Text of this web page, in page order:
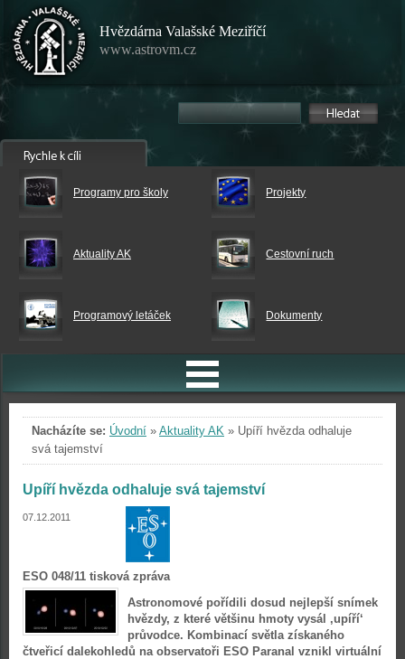
Hvězdárna Valašské Meziříčí
www.astrovm.cz
Programy pro školy Projekty
Aktuality AK Cestovní ruch
Programový letáček Dokumenty
Nacházíte se: Úvodní » Aktuality AK » Upíří hvězda odhaluje
svá tajemství
Upíří hvězda odhaluje svá tajemství
07.12.2011
ESO 048/11 tisková zpráva
Astronomové pořídili dosud nejlepší snímek
hvězdy, z které většinu hmoty vysál ‚upíří‘
průvodce. Kombinací světla získaného
čtveřicí dalekohledů na observatoři ESO Paranal vznikl virtuální